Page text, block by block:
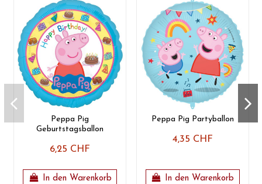
Peppa Pig
Geburtstagsballon
6,25 CHF
In den Warenkorb
Peppa Pig Partyballon
4,35 CHF
In den Warenkorb